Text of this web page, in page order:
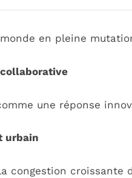
en pleine
une réponse
urbain
congestion croissante